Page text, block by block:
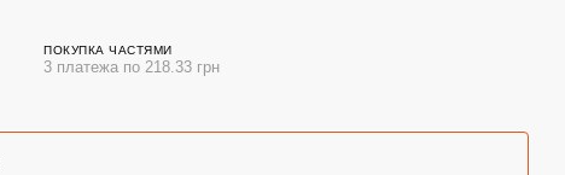
ПОКУПКА ЧАСТЯМИ
3 платежа по 218.33 грн